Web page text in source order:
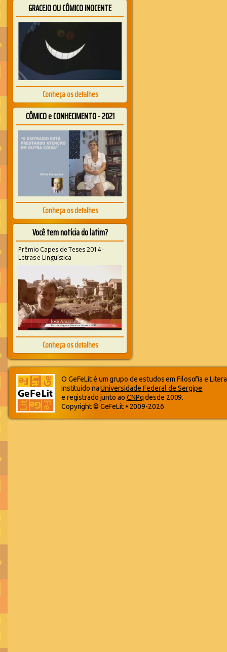
GRACEJO OU CÔMICO INOCENTE
Conheça os detalhes
CÔMICO e CONHECIMENTO - 2021
Conheça os detalhes
Você tem notícia do latim?
Prêmio Capes de Teses 2014 -
Letras e Linguística
Conheça os detalhes
O GeFeLit é um grupo de estudos em Filosofia e
instituido naUniversidade Federal de Sergipe
e registrado junto ao CNPqdesde 2009.
Copyright © GeFeLit • 2009-2026